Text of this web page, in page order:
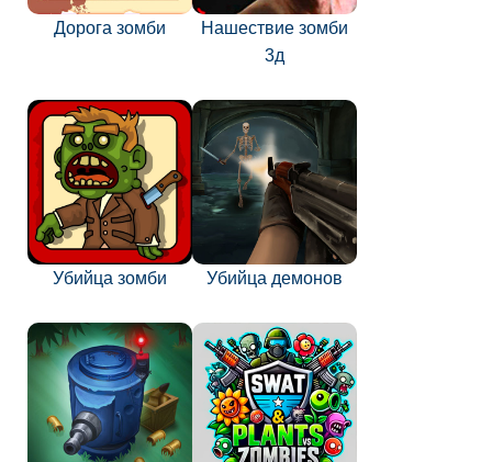
Дорога зомби
Нашествие зомби
3д
Убийца зомби Убийца демонов